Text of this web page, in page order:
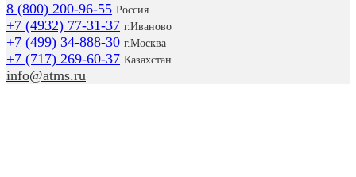
8 (800) 200-96-55 Россия
+7 (4932) 77-31-37 г.Иваново
+7 (499) 34-888-30 г.Москва
+7 (717) 269-60-37 Казахстан
info@atms.ru